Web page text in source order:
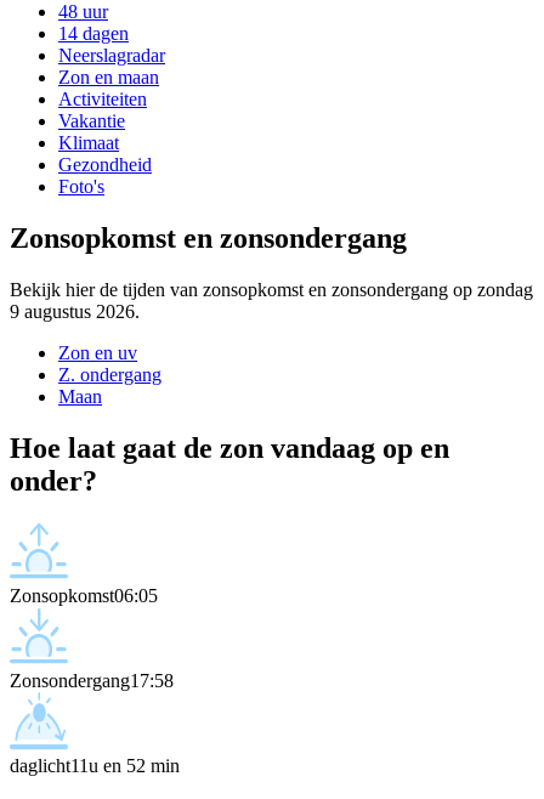
48 uur
14 dagen
Neerslagradar
Zon en maan
Activiteiten
Vakantie
Klimaat
Gezondheid
Foto's
Zonsopkomst en zonsondergang
Bekijk hier de tijden van zonsopkomst en zonsondergang op zondag
9 augustus 2026.
Zon en uv
Z. ondergang
Maan
Hoe laat gaat de zon vandaag op en
onder?
Zonsopkomst06:05
Zonsondergang17:58
daglicht11u en 52 min